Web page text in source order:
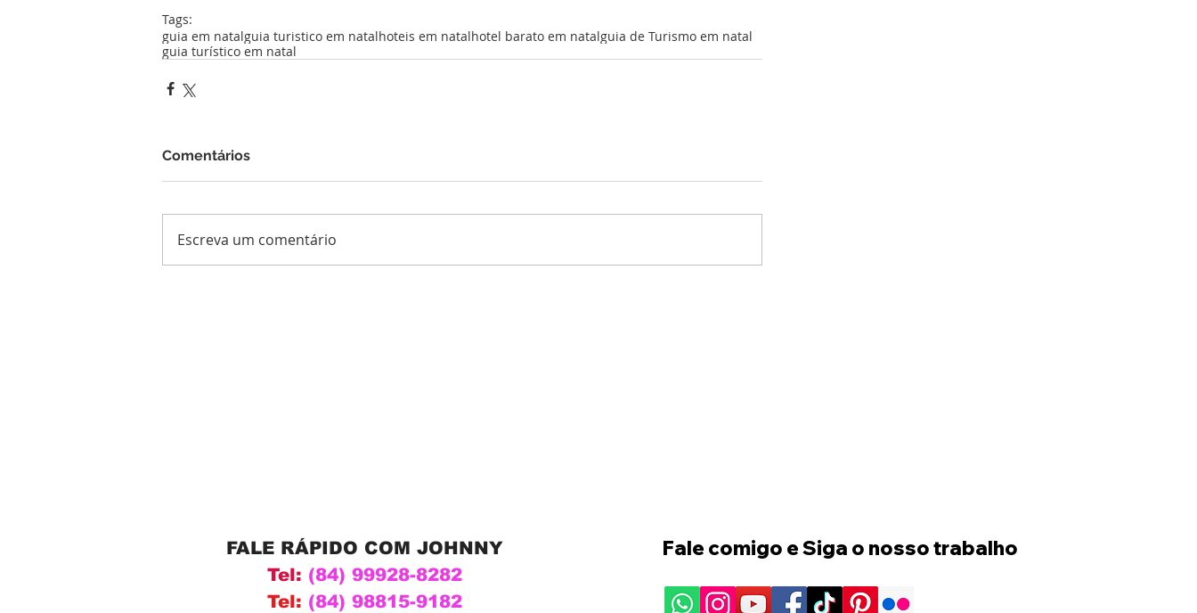
Tags:
guia em natalguia turistico em natalhoteis em natalhotel barato em natalguia de Turismo em natal
guia turístico em natal
Comentários
Escreva um comentário
FALE RÁPIDO COM JOHNNY
Tel: (84) 99928-8282
Tel: (84) 98815-9182
Fale comigo e Siga o nosso trabalho